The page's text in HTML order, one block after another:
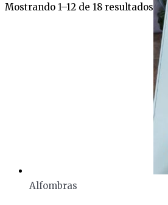
Mostrando 1–12 de 18 resultados
Alfombras